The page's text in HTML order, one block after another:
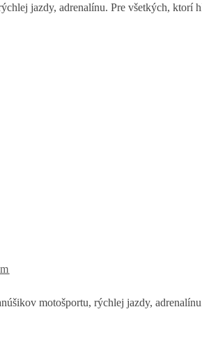
jazdy, adrenalínu. Pre všetkých,
motošportu, rýchlej jazdy,